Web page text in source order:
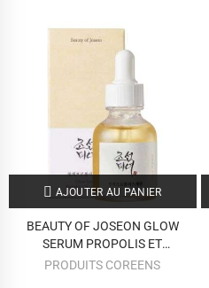
AJOUTER AU PANIER
BEAUTY OF JOSEON GLOW
SERUM PROPOLIS ET
NIACINAMIDE 30 ML
PRODUITS COREENS